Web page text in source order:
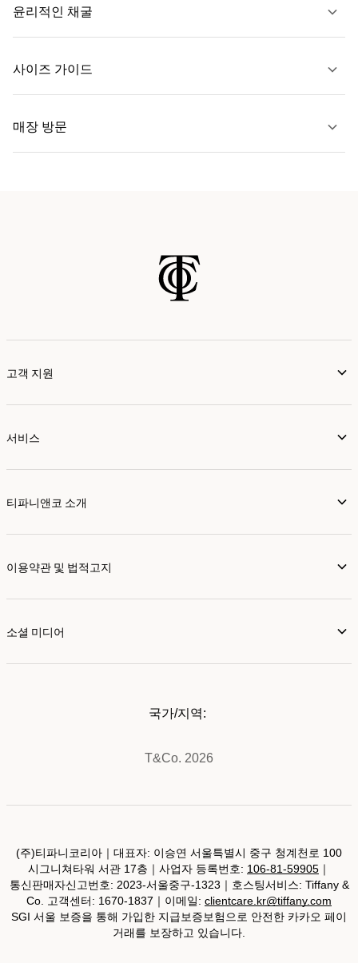
윤리적인 채굴
사이즈 가이드
자세히 보기
매장 방문
고객 지원
서비스
티파니앤코 소개
이용약관 및 법적고지
소셜 미디어
T&Co. 2026
국가/지역:
(주)티파니코리아｜대표자: 이승연 서울특별시 중구 청계천로 100
시그니쳐타워 서관 17층｜사업자 등록번호: 106-81-59905 ｜
통신판매자신고번호: 2023-서울중구-1323｜호스팅서비스: Tiffany &
Co. 고객센터: 1670-1837｜이메일: clientcare.kr@tiffany.com
SGI 서울 보증을 통해 가입한 지급보증보험으로 안전한 카카오 페이
거래를 보장하고 있습니다.